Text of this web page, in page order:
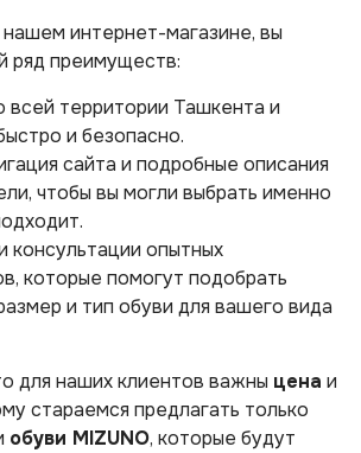
интернет-магазине, вы
ряд преимуществ:
всей территории Ташкента и
и безопасно.
сайта и подробные описания
чтобы вы могли выбрать именно
консультации опытных
которые помогут подобрать
и тип обуви для вашего вида
для наших клиентов важны цена и
стараемся предлагать только
обуви MIZUNO, которые будут